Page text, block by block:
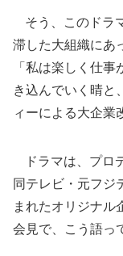
そう、このドラ
滞した大組織にあ
「私は楽しく仕
き込んでいく晴と
ィーによる大企業
ドラマは、プロ
同テレビ・元フジ
まれたオリジナル
会見で、こう語っ